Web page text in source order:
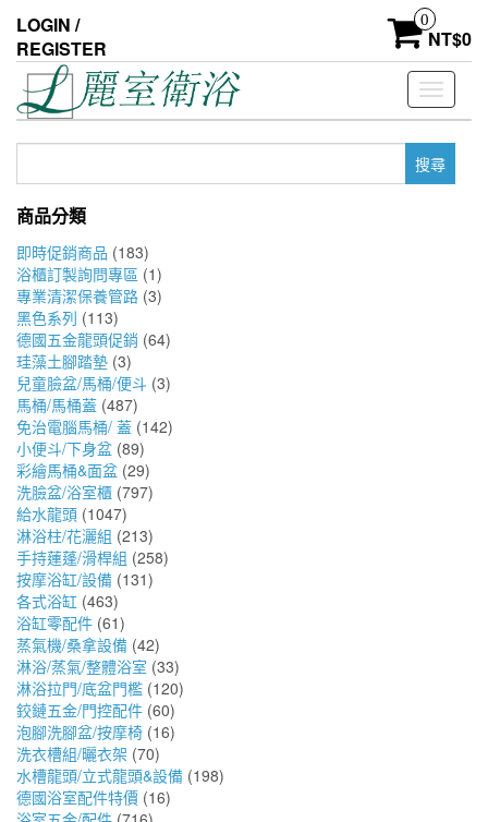
the
content
LOGIN /
REGISTER
0
NT$0
Toggle
鍵
商品分類
即時促銷商品 (183)
浴櫃訂製詢問專區 (1)
專業清潔保養管路 (3)
黑色系列 (113)
德國五金龍頭促銷 (64)
珪藻土腳踏墊 (3)
兒童臉盆/馬桶/便斗 (3)
馬桶/馬桶蓋 (487)
免治電腦馬桶/ 蓋 (142)
小便斗/下身盆 (89)
彩繪馬桶&面盆 (29)
洗臉盆/浴室櫃 (797)
給水龍頭 (1047)
淋浴柱/花灑組 (213)
手持蓮蓬/滑桿組 (258)
按摩浴缸/設備 (131)
各式浴缸 (463)
浴缸零配件 (61)
蒸氣機/桑拿設備 (42)
淋浴/蒸氣/整體浴室 (33)
淋浴拉門/底盆門檻 (120)
鉸鏈五金/門控配件 (60)
泡腳洗腳盆/按摩椅 (16)
洗衣槽組/曬衣架 (70)
水槽龍頭/立式龍頭&設備 (198)
德國浴室配件特價 (16)